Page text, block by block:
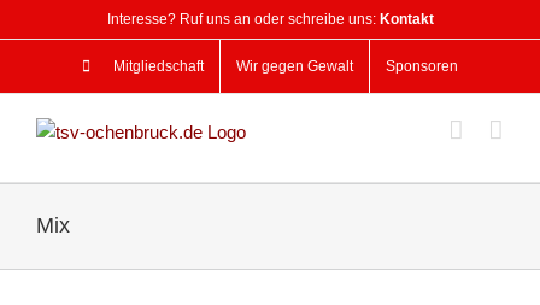
Inhalt
Interesse? Ruf uns an oder schreibe uns: Kontakt
Mitgliedschaft Wir gegen Gewalt Sponsoren
Mix